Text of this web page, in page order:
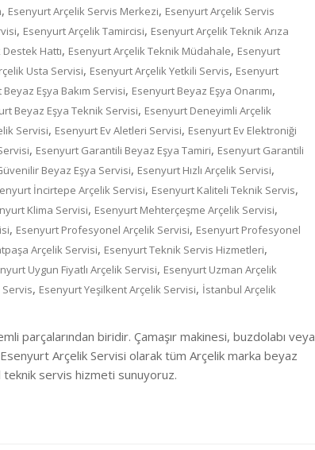
, Esenyurt Arçelik Servis Merkezi, Esenyurt Arçelik Servis
, Esenyurt Arçelik Tamircisi, Esenyurt Arçelik Teknik Arıza
Hattı, Esenyurt Arçelik Teknik Müdahale, Esenyurt
Usta Servisi, Esenyurt Arçelik Yetkili Servis, Esenyurt
Eşya Bakım Servisi, Esenyurt Beyaz Eşya Onarımı,
Beyaz Eşya Teknik Servisi, Esenyurt Deneyimli Arçelik
Servisi, Esenyurt Ev Aletleri Servisi, Esenyurt Ev Elektroniği
, Esenyurt Garantili Beyaz Eşya Tamiri, Esenyurt Garantili
Beyaz Eşya Servisi, Esenyurt Hızlı Arçelik Servisi,
İncirtepe Arçelik Servisi, Esenyurt Kaliteli Teknik Servis,
Klima Servisi, Esenyurt Mehterçeşme Arçelik Servisi,
, Esenyurt Profesyonel Arçelik Servisi, Esenyurt Profesyonel
Arçelik Servisi, Esenyurt Teknik Servis Hizmetleri,
Uygun Fiyatlı Arçelik Servisi, Esenyurt Uzman Arçelik
, Esenyurt Yeşilkent Arçelik Servisi, İstanbul Arçelik
parçalarından biridir. Çamaşır makinesi, buzdolabı veya
Arçelik Servisi olarak tüm Arçelik marka beyaz
teknik servis hizmeti sunuyoruz.